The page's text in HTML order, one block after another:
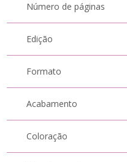
Número de páginas
Edição
Formato
Acabamento
Coloração